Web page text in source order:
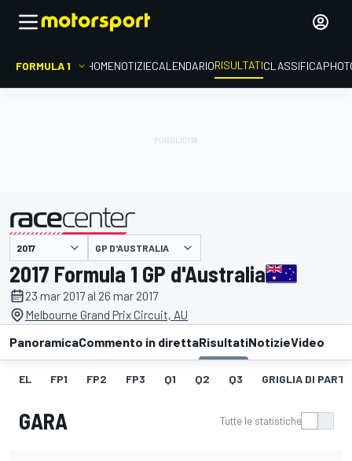
FORMULA 1 HOMENOTIZIECALENDARIORISULTATICLASSIFICA
presentato da GP D'AUSTRALIA
2017 Formula 1 GP d'Australia
23 mar 2017 al 26 mar 2017
Melbourne Grand Prix Circuit, AU
PanoramicaCommento in direttaRisultatiNotizieVideo
EL FP1 FP2 FP3 Q1 Q2 Q3 GRIGLIA DI
GARA Tutte le statistiche